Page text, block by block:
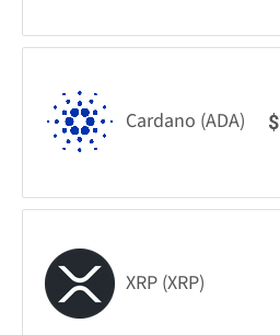
Cardano (ADA) $
XRP (XRP)